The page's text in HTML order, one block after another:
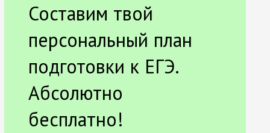
Составим твой
персональный план
подготовки к ЕГЭ.
Абсолютно
бесплатно!